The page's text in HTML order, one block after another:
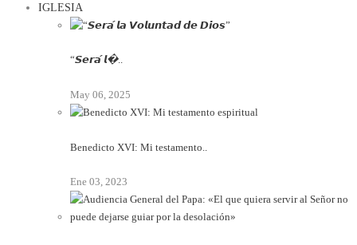
IGLESIA
“𝙎𝙚𝙧𝙖́ 𝙡�..
May 06, 2025
Benedicto XVI: Mi testamento..
Ene 03, 2023